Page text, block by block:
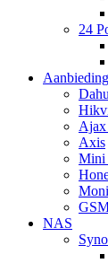
24
Ajax
Axis
Mini
NAS